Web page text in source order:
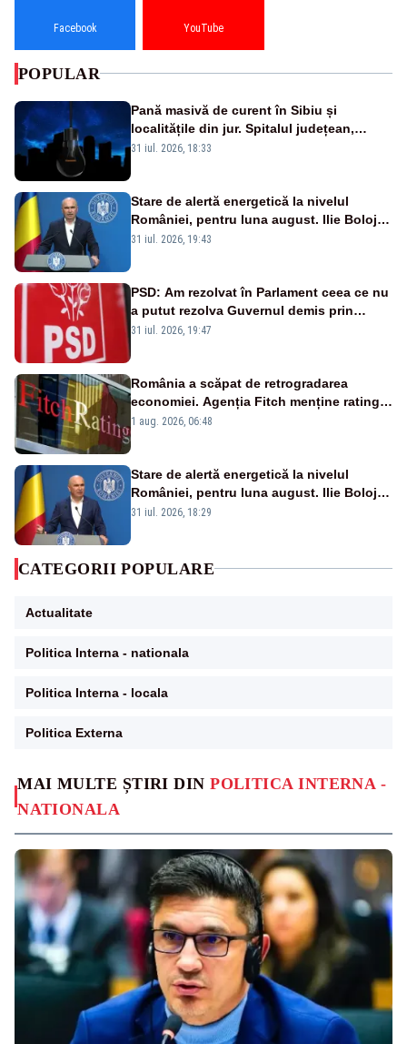
MAI MULTE ȘTIRI DINPOLITICA INTERNA -
NATIONALA
Facebook YouTube
POPULAR
Pană masivă de curent în Sibiu și
localitățile din jur. Spitalul județean,
semafoarele, rețelele de telefonie, grav
31 iul. 2026, 18:33
Stare de alertă energetică la nivelul
României, pentru luna august. Ilie Bolojan
a anunțat importuri și posibile restricții –
31 iul. 2026, 19:43
PSD: Am rezolvat în Parlament ceea ce nu
a putut rezolva Guvernul demis prin
moțiune de cenzură
31 iul. 2026, 19:47
România a scăpat de retrogradarea
economiei. Agenția Fitch menține ratingul
„BBB-” cu perspectivă negativă
1 aug. 2026, 06:48
Stare de alertă energetică la nivelul
României, pentru luna august. Ilie Bolojan
a anunțat importuri și posibile restricții –
31 iul. 2026, 18:29
CATEGORII POPULARE
Actualitate
Politica Interna - nationala
Politica Interna - locala
Politica Externa